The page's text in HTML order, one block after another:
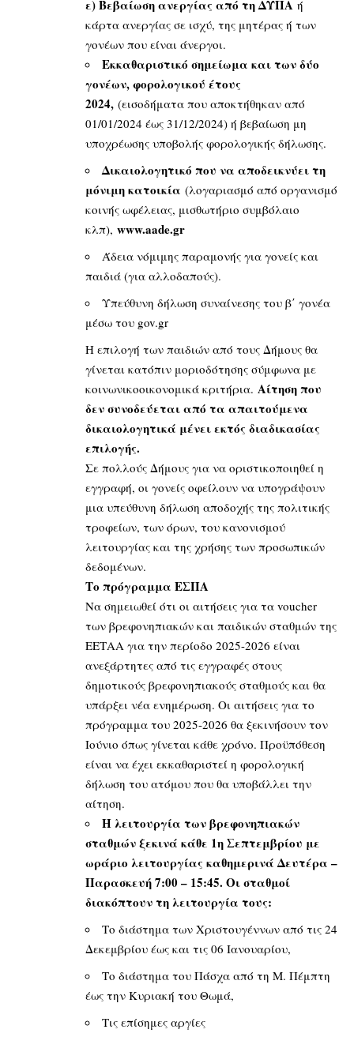
ε) Βεβαίωση ανεργίας από τη ΔΥΠΑ ή
κάρτα ανεργίας σε ισχύ, της μητέρας ή των
γονέων που είναι άνεργοι.
Εκκαθαριστικό σημείωμα και των δύο
γονέων, φορολογικού έτους
2024, (εισοδήματα που αποκτήθηκαν από
01/01/2024 έως 31/12/2024) ή βεβαίωση μη
υποχρέωσης υποβολής φορολογικής δήλωσης.
Δικαιολογητικό που να αποδεικνύει τη
μόνιμη κατοικία (λογαριασμό από οργανισμό
κοινής ωφέλειας, μισθωτήριο συμβόλαιο
κλπ), www.aade.gr
Άδεια νόμιμης παραμονής για γονείς και
παιδιά (για αλλοδαπούς).
Υπεύθυνη δήλωση συναίνεσης του β΄ γονέα
μέσω του gov.gr
Η επιλογή των παιδιών από τους Δήμους θα
γίνεται κατόπιν μοριοδότησης σύμφωνα με
κοινωνικοοικονομικά κριτήρια. Αίτηση που
δεν συνοδεύεται από τα απαιτούμενα
δικαιολογητικά μένει εκτός διαδικασίας
επιλογής.
Σε πολλούς Δήμους για να οριστικοποιηθεί η
εγγραφή, οι γονείς οφείλουν να υπογράψουν
μια υπεύθυνη δήλωση αποδοχής της πολιτικής
τροφείων, των όρων, του κανονισμού
λειτουργίας και της χρήσης των προσωπικών
δεδομένων.
Το πρόγραμμα ΕΣΠΑ
Να σημειωθεί ότι οι αιτήσεις για τα voucher
των βρεφονηπιακών και παιδικών σταθμών της
ΕΕΤΑΑ για την περίοδο 2025-2026 είναι
ανεξάρτητες από τις εγγραφές στους
δημοτικούς βρεφονηπιακούς σταθμούς και θα
υπάρξει νέα ενημέρωση. Οι αιτήσεις για το
πρόγραμμα του 2025-2026 θα ξεκινήσουν τον
Ιούνιο όπως γίνεται κάθε χρόνο. Προϋπόθεση
είναι να έχει εκκαθαριστεί η φορολογική
δήλωση του ατόμου που θα υποβάλλει την
αίτηση.
H λειτουργία των βρεφονηπιακών
σταθμών ξεκινά κάθε 1η Σεπτεμβρίου με
ωράριο λειτουργίας καθημερινά Δευτέρα –
Παρασκευή 7:00 – 15:45. Οι σταθμοί
διακόπτουν τη λειτουργία τους:
Το διάστημα των Χριστουγέννων από τις 24
Δεκεμβρίου έως και τις 06 Ιανουαρίου,
Το διάστημα του Πάσχα από τη Μ. Πέμπτη
έως την Κυριακή του Θωμά,
Τις επίσημες αργίες